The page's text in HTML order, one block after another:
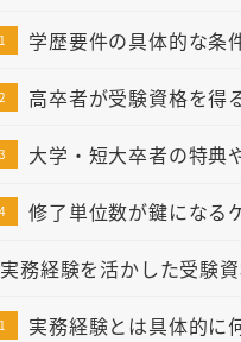
学歴要件の具体的な条
高卒者が受験資格を得
大学・短大卒者の特典
修了単位数が鍵になる
実務経験を活かした受験
実務経験とは具体的に